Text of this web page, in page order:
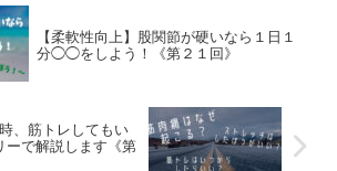
【柔軟性向上】股関節が硬いなら１日１
分◯◯をしよう！《第２１回》
、筋トレしてもい
ーで解説します《第